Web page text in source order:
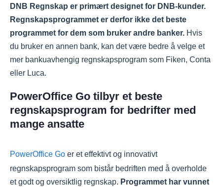
DNB Regnskap er primært designet for DNB-kunder.
Regnskapsprogrammet er derfor ikke det beste
programmet for dem som bruker andre banker. Hvis
du bruker en annen bank, kan det være bedre å velge et
mer bankuavhengig regnskapsprogram som Fiken, Conta
eller Luca.
PowerOffice Go tilbyr et beste
regnskapsprogram for bedrifter med
mange ansatte
PowerOffice Go er et effektivt og innovativt
regnskapsprogram som bistår bedriften med å overholde
et godt og oversiktlig regnskap. Programmet har vunnet